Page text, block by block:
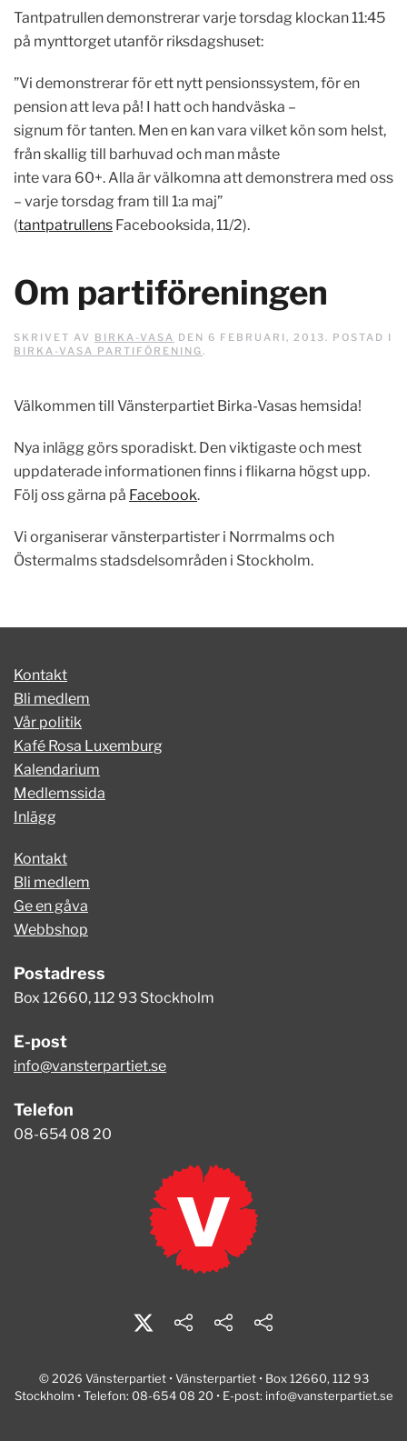
Tantpatrullen demonstrerar varje torsdag klockan 11:45
på mynttorget utanför riksdagshuset:
”Vi demonstrerar för ett nytt pensionssystem, för en
pension att leva på! I hatt och handväska –
signum för tanten. Men en kan vara vilket kön som helst,
från skallig till barhuvad och man måste
inte vara 60+. Alla är välkomna att demonstrera med oss
– varje torsdag fram till 1:a maj”
(tantpatrullens Facebooksida, 11/2).
Om partiföreningen
SKRIVET AV BIRKA-VASA DEN 6 FEBRUARI, 2013. POSTAD I
BIRKA-VASA PARTIFÖRENING.
Välkommen till Vänsterpartiet Birka-Vasas hemsida!
Nya inlägg görs sporadiskt. Den viktigaste och mest
uppdaterade informationen finns i flikarna högst upp.
Följ oss gärna på Facebook.
Vi organiserar vänsterpartister i Norrmalms och
Östermalms stadsdelsområden i Stockholm.
Kontakt
Bli medlem
Vår politik
Kafé Rosa Luxemburg
Kalendarium
Medlemssida
Inlägg
Kontakt
Bli medlem
Ge en gåva
Webbshop
Postadress
Box 12660, 112 93 Stockholm
E-post
info@vansterpartiet.se
Telefon
08-654 08 20
© 2026 Vänsterpartiet • Vänsterpartiet • Box 12660, 112 93
Stockholm • Telefon: 08-654 08 20 • E-post: info@vansterpartiet.se